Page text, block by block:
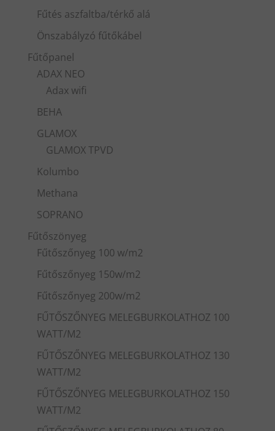
Fűtés aszfaltba/térkő alá
Önszabályzó fűtőkábel
Fűtőpanel
ADAX NEO
Adax wifi
BEHA
GLAMOX
GLAMOX TPVD
Kolumbo
Methana
SOPRANO
Fűtőszönyeg
Fűtőszőnyeg 100 w/m2
Fűtőszőnyeg 150w/m2
Fűtőszőnyeg 200w/m2
FŰTŐSZŐNYEG MELEGBURKOLATHOZ 100
WATT/M2
FŰTŐSZŐNYEG MELEGBURKOLATHOZ 130
WATT/M2
FŰTŐSZŐNYEG MELEGBURKOLATHOZ 150
WATT/M2